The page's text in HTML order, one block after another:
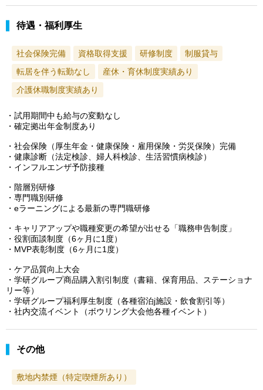
待遇・福利厚生
社会保険完備 資格取得支援 研修制度
制服貸与
転居を伴う転勤なし
産休・育休制度実績あり
介護休職制度実績あり
・試用期間中も給与の変動なし
・確定拠出年金制度あり
・社会保険（厚生年金・健康保険・雇用保険・労災保険）完備
・健康診断（法定検診、婦人科検診、生活習慣病検診）
・インフルエンザ予防接種
・階層別研修
・専門職別研修
・eラーニングによる最新の専門職研修
・キャリアアップや職種変更の希望が出せる「職務申告制度」
・役割面談制度（6ヶ月に1度）
・MVP表彰制度（6ヶ月に1度）
・ケア品質向上大会
・学研グループ商品購入割引制度（書籍、保育用品、ステーショナ
リー等）
・学研グループ福利厚生制度（各種宿泊j施設・飲食割引等）
・社内交流イベント（ボウリング大会他各種イベント）
その他
敷地内禁煙（特定喫煙所あり）